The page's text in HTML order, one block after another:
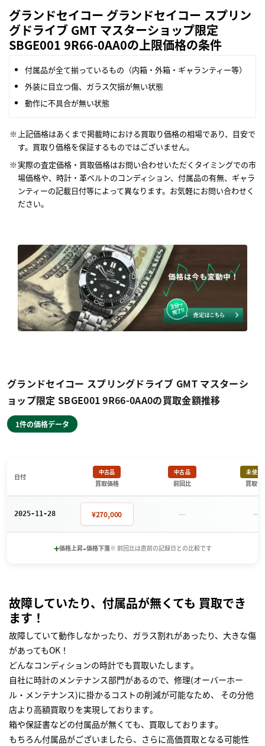
グランドセイコー グランドセイコー スプリン
グドライブ GMT マスターショップ限定
SBGE001 9R66-0AA0の上限価格の条件
付属品が全て揃っているもの（内箱・外箱・ギャランティー等）
外装に目立つ傷、ガラス欠損が無い状態
動作に不具合が無い状態
上記価格はあくまで掲載時における買取り価格の相場であり、目安で
す。買取り価格を保証するものではございません。
実際の査定価格・買取価格はお問い合わせいただくタイミングでの市
場価格や、時計・革ベルトのコンディション、付属品の有無、ギャラ
ンティーの記載日付等によって異なります。お気軽にお問い合わせく
ださい。
グランドセイコー スプリングドライブ GMT マスターシ
ョップ限定 SBGE001 9R66-0AA0の買取金額推移
1件の価格データ
日付
中古品
買取価格
中古品
前回比
未使用
買取価
2025-11-28 ¥270,000 － －
+価格上昇-価格下落※ 前回比は直前の記録日との比較です
故障していたり、付属品が無くても 買取でき
ます！
故障していて動作しなかったり、ガラス割れがあったり、大きな傷
があってもOK！
どんなコンディションの時計でも買取いたします｡
自社に時計のメンテナンス部門があるので、修理(オーバーホー
ル・メンテナンス)に掛かるコストの削減が可能なため、 その分他
店より高額買取りを実現しております｡
箱や保証書などの付属品が無くても、買取しております。
もちろん付属品がございましたら、さらに高価買取となる可能性